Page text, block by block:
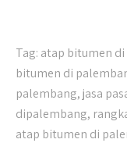
Tag: atap bitumen
bitumen di
palembang,jasa
dipalembang,
atap bitumen di